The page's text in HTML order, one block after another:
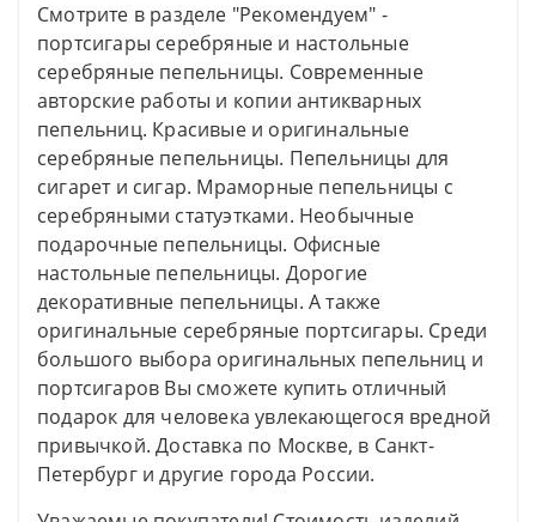
Смотрите в разделе "Рекомендуем" -
портсигары серебряные и настольные
серебряные пепельницы. Современные
авторские работы и копии антикварных
пепельниц. Красивые и оригинальные
серебряные пепельницы. Пепельницы для
сигарет и сигар. Мраморные пепельницы с
серебряными статуэтками. Необычные
подарочные пепельницы. Офисные
настольные пепельницы. Дорогие
декоративные пепельницы. А также
оригинальные серебряные портсигары. Среди
большого выбора оригинальных пепельниц и
портсигаров Вы сможете купить отличный
подарок для человека увлекающегося вредной
привычкой. Доставка по Москве, в Санкт-
Петербург и другие города России.